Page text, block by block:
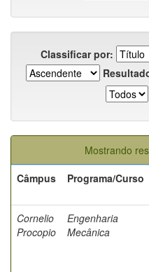
Classificar por:
Mostrando
Câmpus
Programa/Curso
Cornelio
Procopio
Engenharia
Mecânica